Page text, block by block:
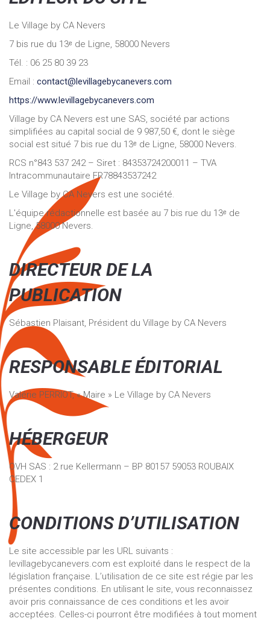
Le Village by CA Nevers
7 bis rue du 13ᵉ de Ligne, 58000 Nevers
Tél. : 06 25 80 39 23
Email : contact@levillagebycanevers.com
https://www.levillagebycanevers.com
Village by CA Nevers est une SAS, société par actions
simplifiées au capital social de 9 987,50 €, dont le siège
social est situé 7 bis rue du 13ᵉ de Ligne, 58000 Nevers.
RCS n°843 537 242 – Siret : 84353724200011 – TVA
Intracommunautaire FR78843537242
Le Village by CA Nevers est une société.
L'équipe rédactionnelle est basée au 7 bis rue du 13ᵉ de
Ligne, 58000 Nevers.
DIRECTEUR DE LA
PUBLICATION
Sébastien Plaisant, Président du Village by CA Nevers
RESPONSABLE ÉDITORIAL
Valérie PERRIOT, « Maire » Le Village by CA Nevers
HÉBERGEUR
OVH SAS : 2 rue Kellermann – BP 80157 59053 ROUBAIX
CEDEX 1
CONDITIONS D’UTILISATION
Le site accessible par les URL suivants :
levillagebycanevers.com est exploité dans le respect de la
législation française. L’utilisation de ce site est régie par les
présentes conditions. En utilisant le site, vous reconnaissez
avoir pris connaissance de ces conditions et les avoir
acceptées. Celles-ci pourront être modifiées à tout moment